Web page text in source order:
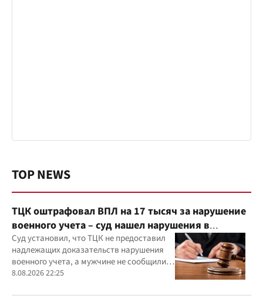
TOP NEWS
ТЦК оштрафовал ВПЛ на 17 тысяч за нарушение
военного учета – суд нашел нарушения в
действиях ТЦК
Суд установил, что ТЦК не предоставил
надлежащих доказательств нарушения
военного учета, а мужчине не сообщили
должным образом о дате и месте
8.08.2026 22:25